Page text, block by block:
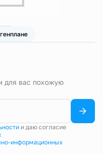
для вас похожую
и даю согласие
информационных